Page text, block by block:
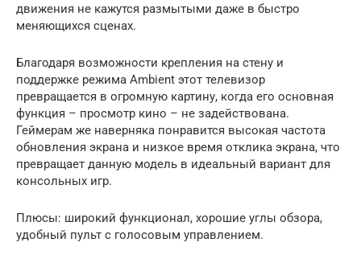
движения не кажутся размытыми даже в быстро
меняющихся сценах.
Благодаря возможности крепления на стену и
поддержке режима Ambient этот телевизор
превращается в огромную картину, когда его основная
функция – просмотр кино – не задействована.
Геймерам же наверняка понравится высокая частота
обновления экрана и низкое время отклика экрана, что
превращает данную модель в идеальный вариант для
консольных игр.
Плюсы: широкий функционал, хорошие углы обзора,
удобный пульт с голосовым управлением.